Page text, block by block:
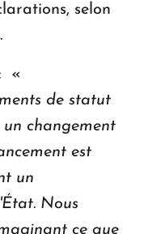
selon
«
de statut
un changement
est
un
Nous
ce que